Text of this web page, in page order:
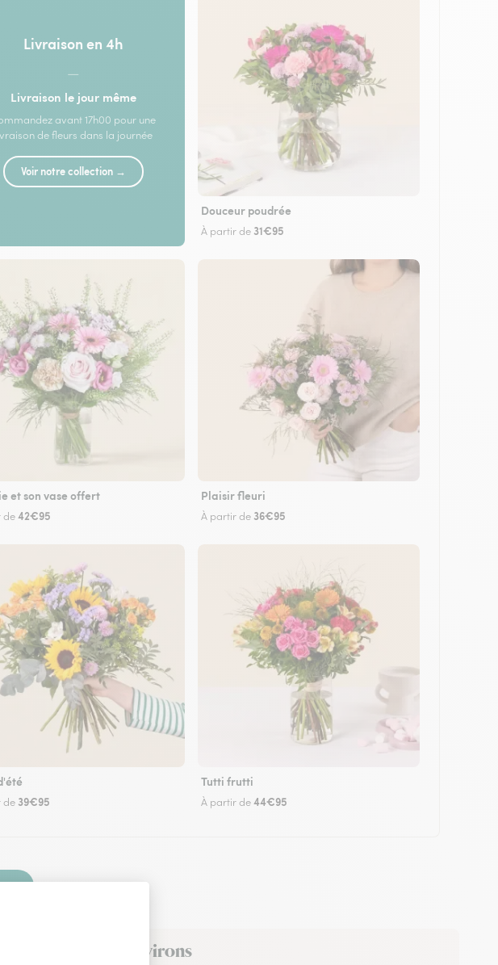
Livraison en 4h
—
Livraison le jour même
avant 17h00 pour une
de fleurs dans la journée
Voir notre collection →
Douceur poudrée
À partir de 31€95
et son vase offert
de42€95
Plaisir fleuri
À partir de 36€95
de 39€95
Tutti frutti
À partir de44€95
et dans ses environs